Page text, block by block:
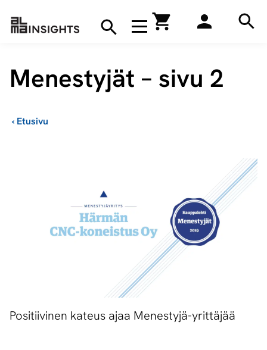
Avaa navigaatio
Hae
Menestyjät – sivu 2
Etusivu
›
Positiivinen kateus ajaa Menestyjä-yrittäjää